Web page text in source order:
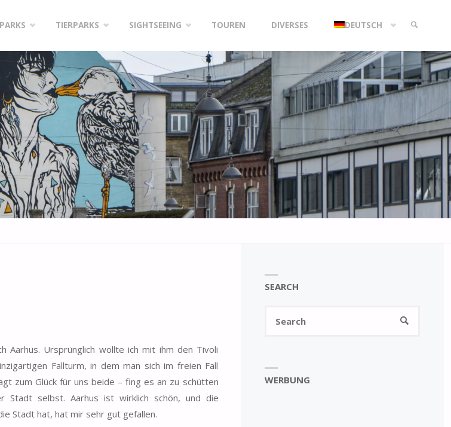
TIERPARKS SIGHTSEEING TOUREN DIVERSES DEUTSCH
SEARCH
Aarhus. Ursprünglich wollte ich mit ihm den Tivoli
Fallturm, in dem man sich im freien Fall
zum Glück für uns beide – fing es an zu schütten
selbst. Aarhus ist wirklich schön, und die
Stadt hat, hat mir sehr gut gefallen.
SEARCH
SEARCH
WERBUNG